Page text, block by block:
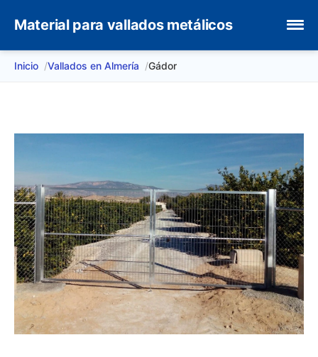
Material para vallados metálicos
Inicio Vallados en Almería Gádor